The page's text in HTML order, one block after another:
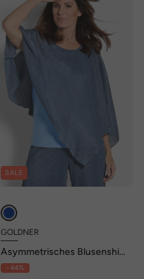
SALE
GOLDNER
Asymmetrisches Blusenshirt
mit Glanzgarn
- 44%